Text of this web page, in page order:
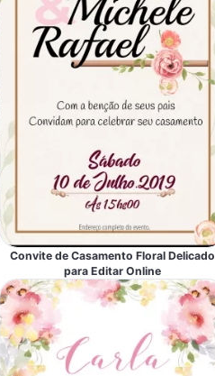
Convite de Casamento Floral Delicado
para Editar Online